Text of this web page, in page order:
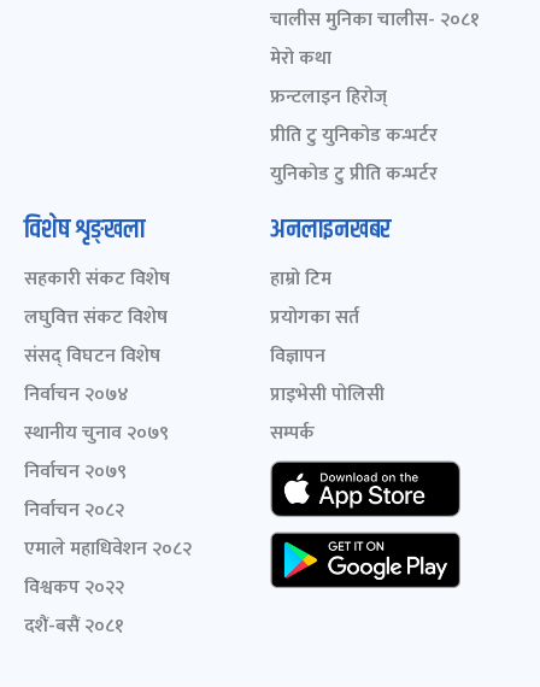
चालीस मुनिका चालीस- २०८१
मेरो कथा
फ्रन्टलाइन हिरोज्
प्रीति टु युनिकोड कन्भर्टर
युनिकोड टु प्रीति कन्भर्टर
विशेष शृङ्खला
सहकारी संकट विशेष
लघुवित्त संकट विशेष
संसद् विघटन विशेष
निर्वाचन २०७४
स्थानीय चुनाव २०७९
निर्वाचन २०७९
निर्वाचन २०८२
एमाले महाधिवेशन २०८२
विश्वकप २०२२
दशैं-बसैं २०८१
अनलाइनखबर
हाम्रो टिम
प्रयोगका सर्त
विज्ञापन
प्राइभेसी पोलिसी
सम्पर्क